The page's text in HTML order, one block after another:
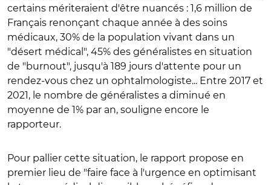
certains mériteraient d'être nuancés : 1,6 million de
Français renonçant chaque année à des soins
médicaux, 30% de la population vivant dans un
"désert médical", 45% des généralistes en situation
de "burnout", jusqu'à 189 jours d'attente pour un
rendez-vous chez un ophtalmologiste... Entre 2017 et
2021, le nombre de généralistes a diminué en
moyenne de 1% par an, souligne encore le
rapporteur.
Pour pallier cette situation, le rapport propose en
premier lieu de "faire face à l'urgence en optimisant